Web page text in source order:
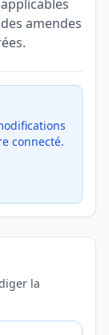
amendes
connecté.
la